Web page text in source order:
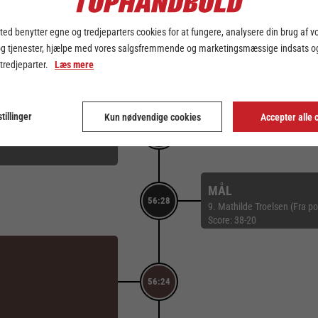
57:22
MÅL
28. Cecilie Specht (Fra pos.
56:57
56:28
MÅL
9. Mathilde Troelsen (Fra
Score: 38-20
56:24
benytter egne og tredjeparters cookies for at fungere, analysere din brug af
tjenester, hjælpe med vores salgsfremmende og marketingsmæssige indsats
Læs mere
Kun nødvendige cookies Accepter alle